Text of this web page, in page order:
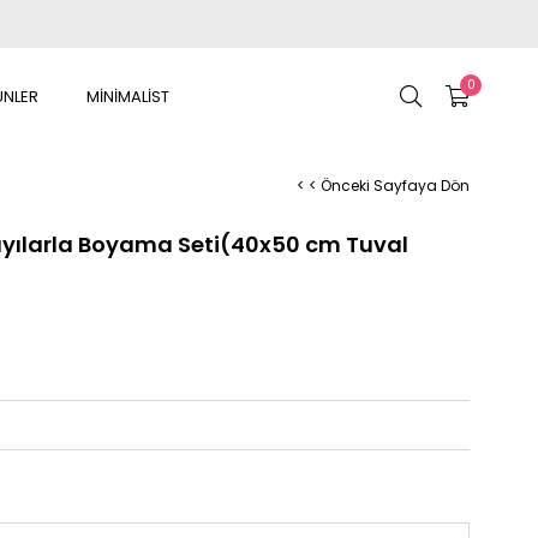
0
MİNİMALİST
< < Önceki Sayfaya Dön
Boyama Seti(40x50 cm Tuval